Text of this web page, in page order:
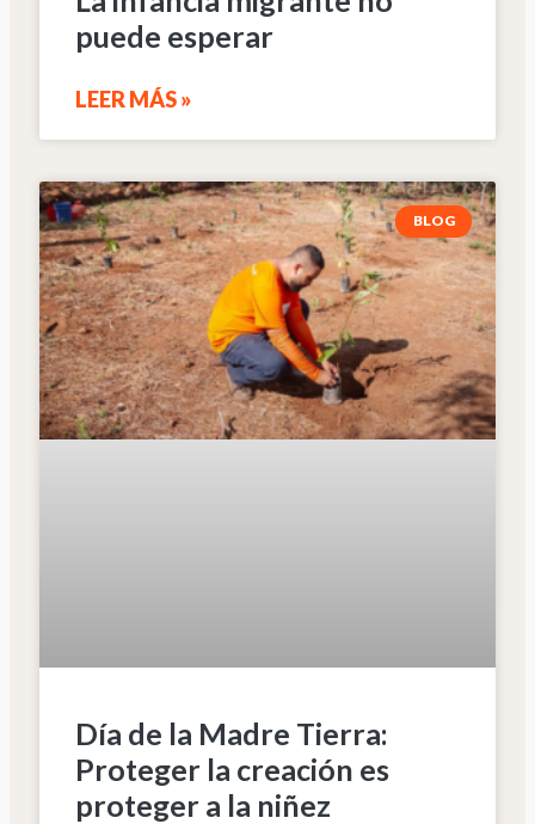
puede esperar
LEER MÁS »
BLOG
Día de la Madre Tierra:
Proteger la creación es
proteger a la niñez